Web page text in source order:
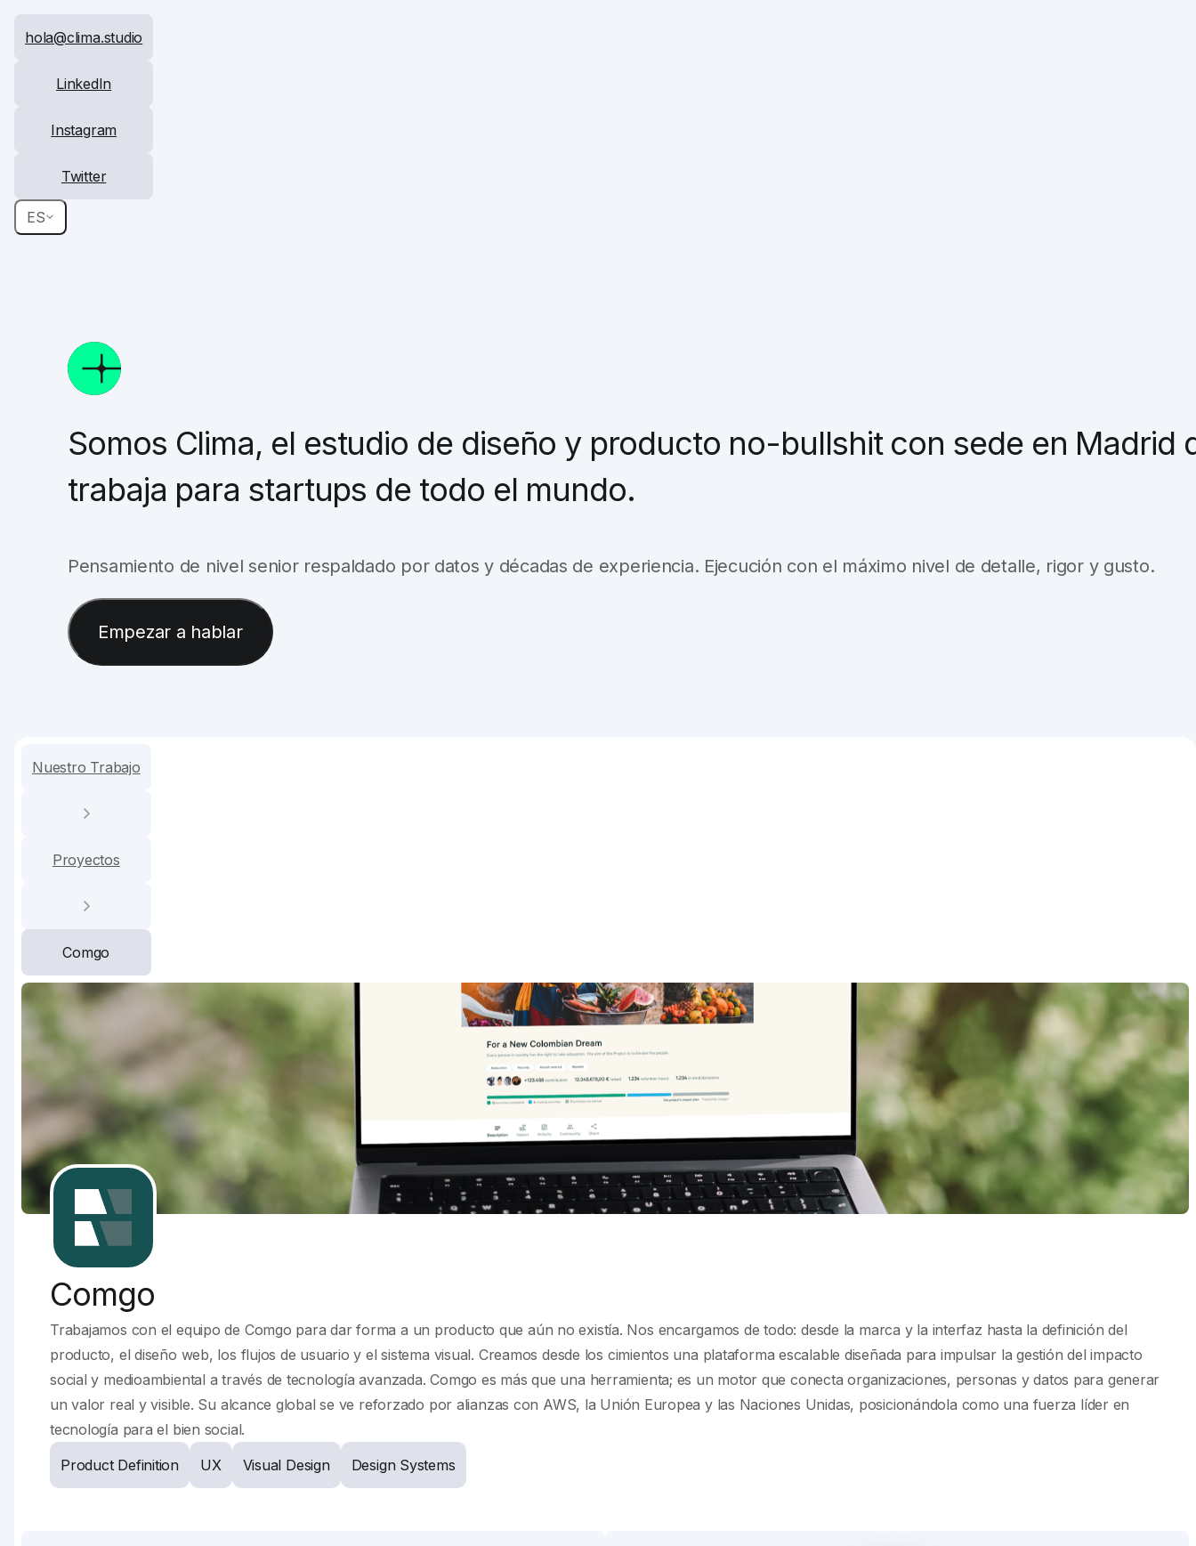
hola@clima.studio
LinkedIn
Instagram
Twitter
ES
Somos Clima, el estudio de diseño y producto no-bullshit con sede en Madrid
trabaja para startups de todo el mundo.
Pensamiento de nivel senior respaldado por datos y décadas de experiencia. Ejecución con el máximo nivel de detalle, rigor y gusto.
Empezar a hablar
Nuestro Trabajo
Proyectos
Comgo
Comgo
Trabajamos con el equipo de Comgo para dar forma a un producto que aún no existía. Nos encargamos de todo: desde la marca y la interfaz hasta la definición del
producto, el diseño web, los flujos de usuario y el sistema visual. Creamos desde los cimientos una plataforma escalable diseñada para impulsar la gestión del impacto
social y medioambiental a través de tecnología avanzada. Comgo es más que una herramienta; es un motor que conecta organizaciones, personas y datos para generar
un valor real y visible. Su alcance global se ve reforzado por alianzas con AWS, la Unión Europea y las Naciones Unidas, posicionándola como una fuerza líder en
tecnología para el bien social.
Product Definition
UX Visual Design Design Systems